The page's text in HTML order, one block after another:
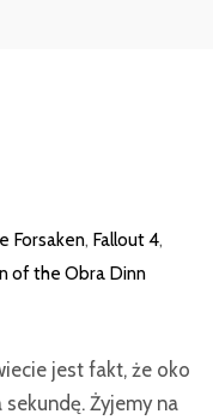
Forsaken, Fallout 4,
of the Obra Dinn
jest fakt, że oko
Żyjemy na